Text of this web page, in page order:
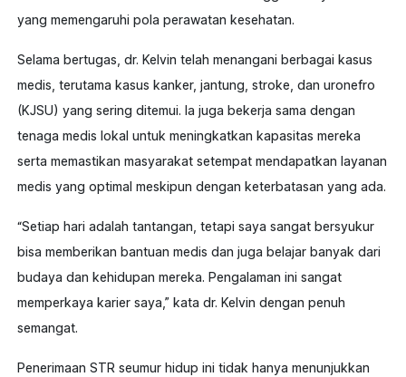
yang memengaruhi pola perawatan kesehatan.
Selama bertugas, dr. Kelvin telah menangani berbagai kasus
medis, terutama kasus kanker, jantung, stroke, dan uronefro
(KJSU) yang sering ditemui. Ia juga bekerja sama dengan
tenaga medis lokal untuk meningkatkan kapasitas mereka
serta memastikan masyarakat setempat mendapatkan layanan
medis yang optimal meskipun dengan keterbatasan yang ada.
“Setiap hari adalah tantangan, tetapi saya sangat bersyukur
bisa memberikan bantuan medis dan juga belajar banyak dari
budaya dan kehidupan mereka. Pengalaman ini sangat
memperkaya karier saya,” kata dr. Kelvin dengan penuh
semangat.
Penerimaan STR seumur hidup ini tidak hanya menunjukkan